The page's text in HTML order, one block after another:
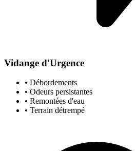
Vidange d'Urgence
• Débordements
• Odeurs persistantes
• Remontées d'eau
• Terrain détrempé